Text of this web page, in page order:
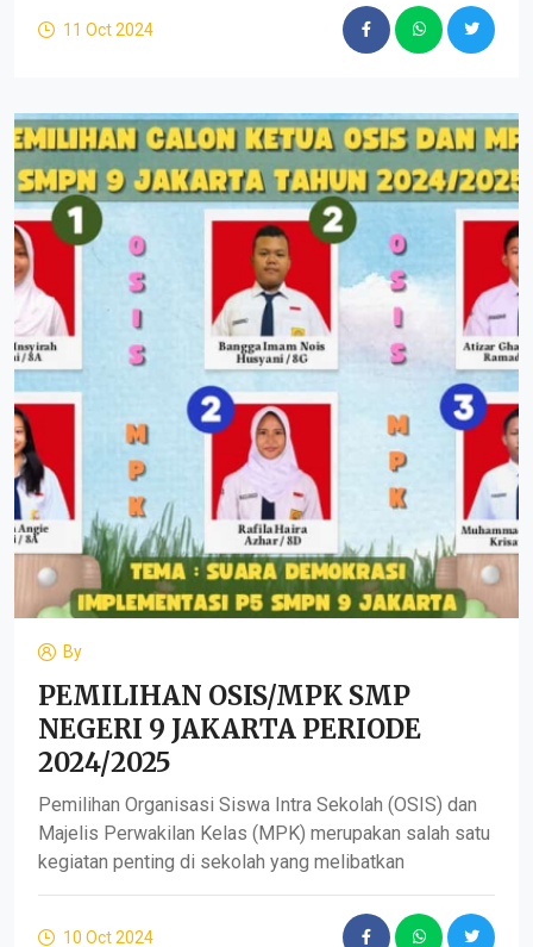
11 Oct 2024
By
PEMILIHAN OSIS/MPK SMP
NEGERI 9 JAKARTA PERIODE
2024/2025
Pemilihan Organisasi Siswa Intra Sekolah (OSIS) dan
Majelis Perwakilan Kelas (MPK) merupakan salah satu
kegiatan penting di sekolah yang melibatkan
10 Oct 2024